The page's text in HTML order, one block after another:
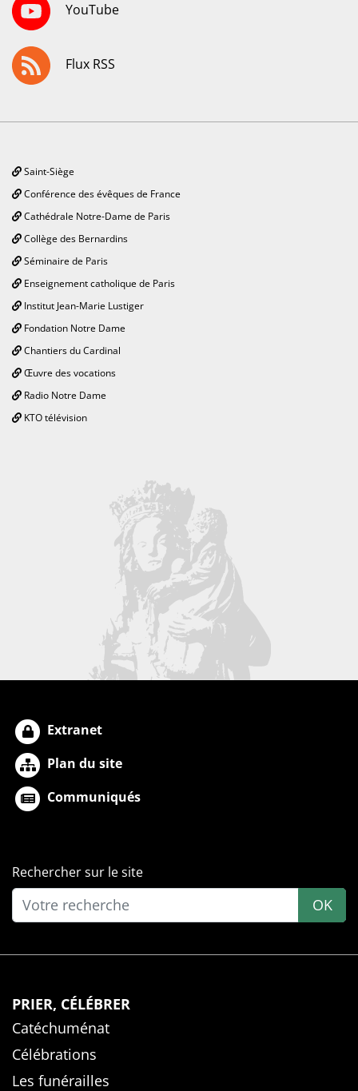
YouTube
Flux RSS
Saint-Siège
Conférence des évêques de France
Cathédrale Notre-Dame de Paris
Collège des Bernardins
Séminaire de Paris
Enseignement catholique de Paris
Institut Jean-Marie Lustiger
Fondation Notre Dame
Chantiers du Cardinal
Œuvre des vocations
Radio Notre Dame
KTO télévision
Extranet
Plan du site
Communiqués
Rechercher sur le site
OK
PRIER, CÉLÉBRER
Catéchuménat
Célébrations
Les funérailles